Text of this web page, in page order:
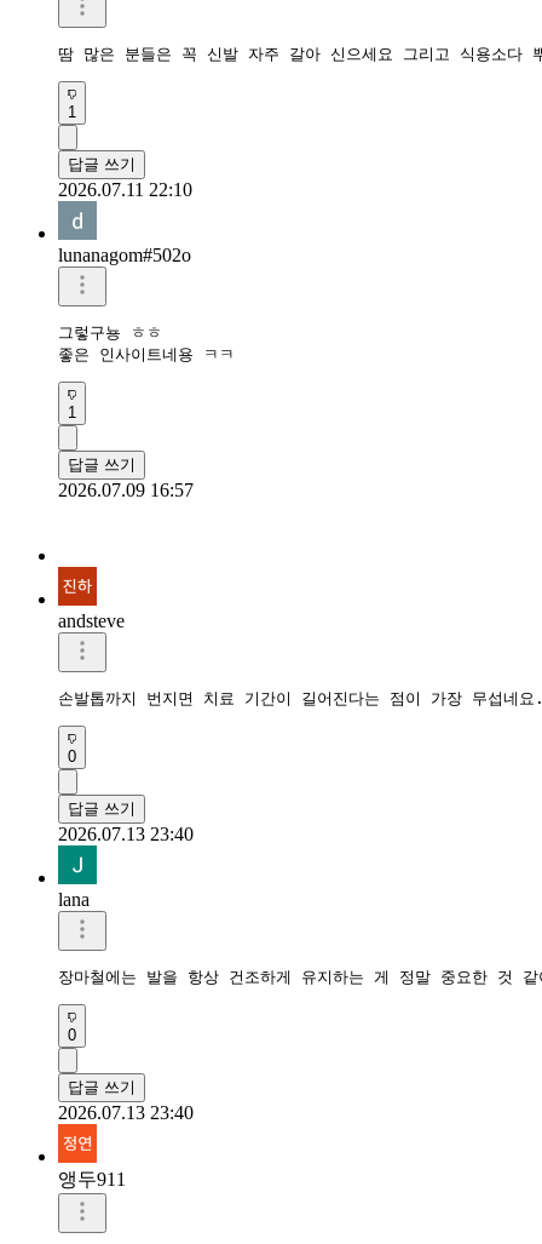
땀 많은 분들은 꼭 신발 자주 갈아 신으세요 그리고 식용소다
1
답글 쓰기
2026.07.11 22:10
lunanagom#502o
그렇구뇽 ㅎㅎ
좋은 인사이트네용 ㅋㅋ
1
답글 쓰기
2026.07.09 16:57
andsteve
손발톱까지 번지면 치료 기간이 길어진다는 점이 가장 무섭
0
답글 쓰기
2026.07.13 23:40
lana
장마철에는 발을 항상 건조하게 유지하는 게 정말 중요한 것
0
답글 쓰기
2026.07.13 23:40
앵두911